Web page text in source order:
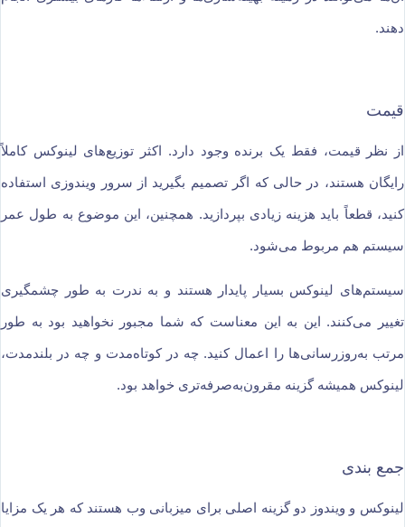
دهند.
قیمت
از نظر قیمت، فقط یک برنده وجود دارد. اکثر توزیع‌های لینوکس کاملاً
رایگان هستند، در حالی که اگر تصمیم بگیرید از سرور ویندوزی استفاده
کنید، قطعاً باید هزینه زیادی بپردازید. همچنین، این موضوع به طول عمر
سیستم هم مربوط می‌شود.
سیستم‌های لینوکس بسیار پایدار هستند و به ندرت به طور چشمگیری
تغییر می‌کنند. این به این معناست که شما مجبور نخواهید بود به طور
مرتب به‌روزرسانی‌ها را اعمال کنید. چه در کوتاه‌مدت و چه در بلندمدت،
لینوکس همیشه گزینه مقرون‌به‌صرفه‌تری خواهد بود.
جمع بندی
لینوکس و ویندوز دو گزینه اصلی برای میزبانی وب هستند که هر یک مزایا